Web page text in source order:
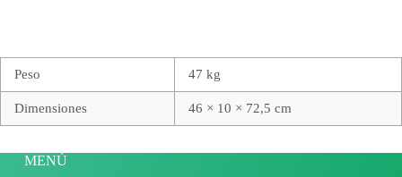
Peso 47 kg
Dimensiones 46 × 10 × 72,5 cm
MENÚ